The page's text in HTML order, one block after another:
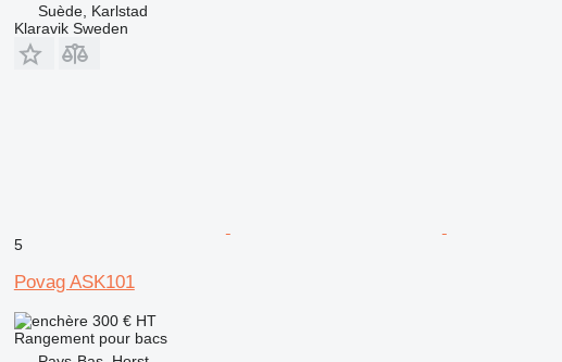
Suède, Karlstad
Klaravik Sweden
5
Povag ASK101
300 € HT
Rangement pour bacs